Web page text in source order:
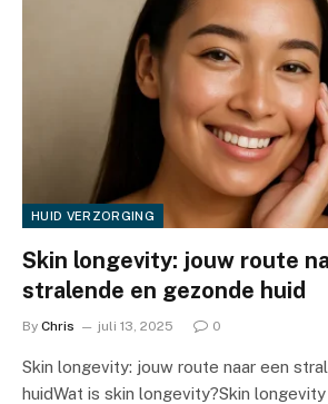
HUID VERZORGING
Skin longevity: jouw route
stralende en gezonde huid
By Chris juli 13, 2025 0
Skin longevity: jouw route naar een
huidWat is skin longevity?Skin